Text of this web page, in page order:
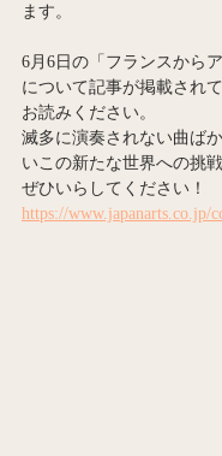
ます。
6月6日の「フランスから
について記事が掲載され
お読みください。
滅多に演奏されない曲ば
いこの新たな世界への挑
ぜひいらしてください！
https://www.japanarts.co.jp/